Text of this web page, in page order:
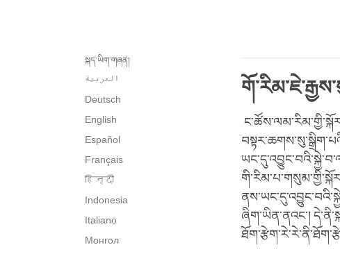
སྐད་ཡིག་གཞན།
العربية
Deutsch
English
Español
Français
हिन्दी
Indonesia
Italiano
Монгол
ཞིག་ཡིན་ནའང་།